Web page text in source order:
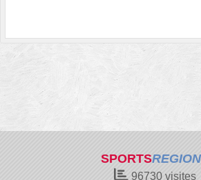
SPORTS
96730visites